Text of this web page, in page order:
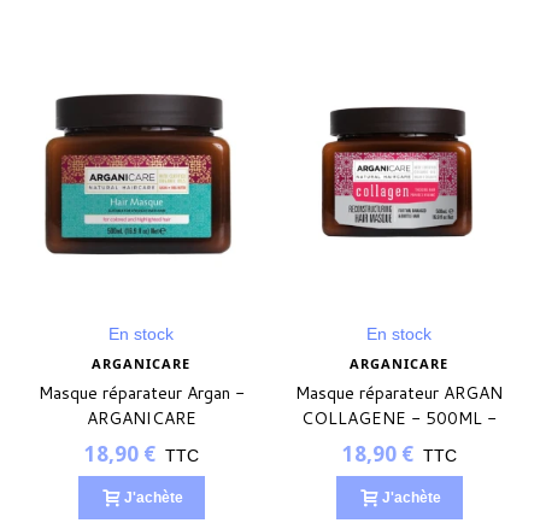
En stock
ARGANICARE
Masque réparateur Argan -
ARGANICARE
18,90 € TTC
J'achète
En stock
ARGANICARE
Masque réparateur ARGAN
COLLAGENE - 500ML -
ARGANICARE
18,90 € TTC
J'achète